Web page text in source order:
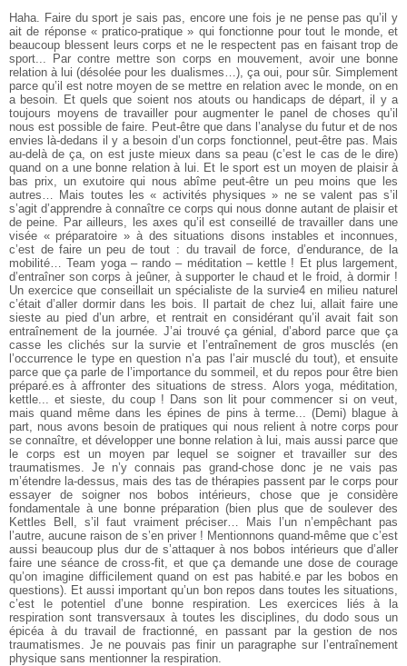
Haha. Faire du sport je sais pas, encore une fois je ne pense pas qu’il y
ait de réponse « pratico-pratique » qui fonctionne pour tout le monde, et
beaucoup blessent leurs corps et ne le respectent pas en faisant trop de
sport... Par contre mettre son corps en mouvement, avoir une bonne
relation à lui (désolée pour les dualismes…), ça oui, pour sûr. Simplement
parce qu’il est notre moyen de se mettre en relation avec le monde, on en
a besoin. Et quels que soient nos atouts ou handicaps de départ, il y a
toujours moyens de travailler pour augmenter le panel de choses qu’il
nous est possible de faire. Peut-être que dans l’analyse du futur et de nos
envies là-dedans il y a besoin d’un corps fonctionnel, peut-être pas. Mais
au-delà de ça, on est juste mieux dans sa peau (c’est le cas de le dire)
quand on a une bonne relation à lui. Et le sport est un moyen de plaisir à
bas prix, un exutoire qui nous abîme peut-être un peu moins que les
autres… Mais toutes les « activités physiques » ne se valent pas s’il
s’agit d’apprendre à connaître ce corps qui nous donne autant de plaisir et
de peine. Par ailleurs, les axes qu’il est conseillé de travailler dans une
visée « préparatoire » à des situations disons instables et inconnues,
c’est de faire un peu de tout : du travail de force, d’endurance, de la
mobilité… Team yoga – rando – méditation – kettle ! Et plus largement,
d’entraîner son corps à jeûner, à supporter le chaud et le froid, à dormir !
Un exercice que conseillait un spécialiste de la survie4 en milieu naturel
c’était d’aller dormir dans les bois. Il partait de chez lui, allait faire une
sieste au pied d’un arbre, et rentrait en considérant qu’il avait fait son
entraînement de la journée. J’ai trouvé ça génial, d’abord parce que ça
casse les clichés sur la survie et l’entraînement de gros musclés (en
l’occurrence le type en question n’a pas l’air musclé du tout), et ensuite
parce que ça parle de l’importance du sommeil, et du repos pour être bien
préparé.es à affronter des situations de stress. Alors yoga, méditation,
kettle... et sieste, du coup ! Dans son lit pour commencer si on veut,
mais quand même dans les épines de pins à terme... (Demi) blague à
part, nous avons besoin de pratiques qui nous relient à notre corps pour
se connaître, et développer une bonne relation à lui, mais aussi parce que
le corps est un moyen par lequel se soigner et travailler sur des
traumatismes. Je n’y connais pas grand-chose donc je ne vais pas
m’étendre la-dessus, mais des tas de thérapies passent par le corps pour
essayer de soigner nos bobos intérieurs, chose que je considère
fondamentale à une bonne préparation (bien plus que de soulever des
Kettles Bell, s’il faut vraiment préciser… Mais l’un n’empêchant pas
l’autre, aucune raison de s’en priver ! Mentionnons quand-même que c’est
aussi beaucoup plus dur de s’attaquer à nos bobos intérieurs que d’aller
faire une séance de cross-fit, et que ça demande une dose de courage
qu’on imagine difficilement quand on est pas habité.e par les bobos en
questions). Et aussi important qu’un bon repos dans toutes les situations,
c’est le potentiel d’une bonne respiration. Les exercices liés à la
respiration sont transversaux à toutes les disciplines, du dodo sous un
épicéa à du travail de fractionné, en passant par la gestion de nos
traumatismes. Je ne pouvais pas finir un paragraphe sur l’entraînement
physique sans mentionner la respiration.